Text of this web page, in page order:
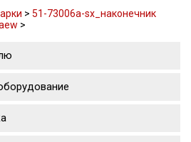
> 51-73006a-sx_наконечник
>